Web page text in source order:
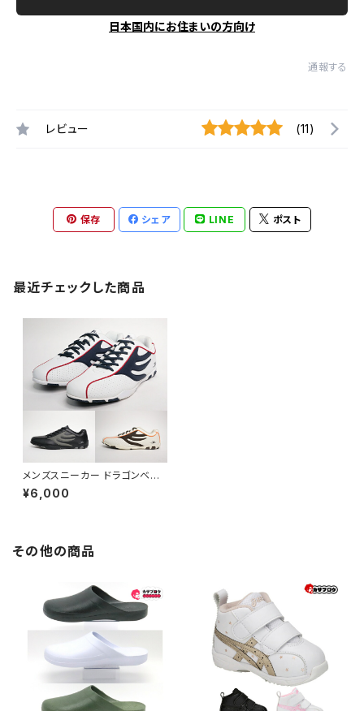
日本国内にお住まいの方向け
通報する
レビュー (11)
保存 シェア LINE ポスト
最近チェックした商品
メンズスニーカー ドラゴンベア
ード DragonbeardDB 470S
Y
¥6,000
その他の商品